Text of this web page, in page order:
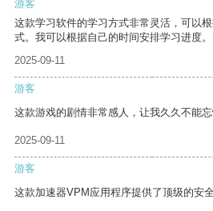
游客
这款学习软件的学习方式非常灵活，可以
式。我可以根据自己的时间安排学习进度。
2025-09-11
游客
这款游戏的剧情非常感人，让我久久不能忘
2025-09-11
游客
这款加速器VPM应用程序提供了顶级的安